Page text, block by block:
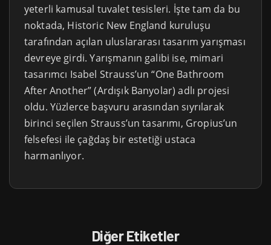
yeterli kamusal tuvalet tesisleri. İşte tam da bu
noktada, Historic New England kuruluşu
tarafından açılan uluslararası tasarım yarışması
devreye girdi. Yarışmanın galibi ise, mimari
tasarımcı Isabel Strauss’un “One Bathroom
After Another” (Ardışık Banyolar) adlı projesi
oldu. Yüzlerce başvuru arasından sıyrılarak
birinci seçilen Strauss’un tasarımı, Gropius’un
felsefesi ile çağdaş bir estetiği ustaca
harmanlıyor.
Diğer Etiketler